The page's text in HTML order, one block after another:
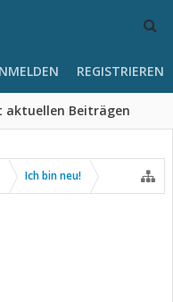
aktuellen Beiträgen
REGISTRIEREN
Ich bin neu!